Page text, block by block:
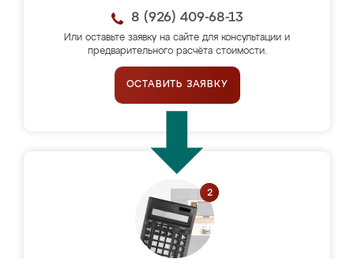
8 (926) 409-68-13
Или оставьте заявку на сайте для консультации и
предварительного расчёта стоимости.
ОСТАВИТЬ ЗАЯВКУ